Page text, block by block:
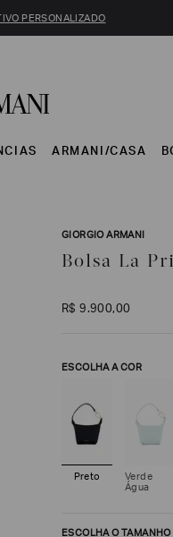
PERSONALIZADO
ARMANI/CASA
GIORGIO ARMANI
Bolsa La
R$ 9.900,00
ESCOLHA A COR
Preto
Verde
Água
ESCOLHA O TAMANHO